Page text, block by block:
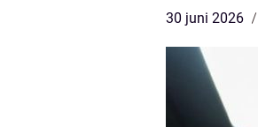
30 juni 2026